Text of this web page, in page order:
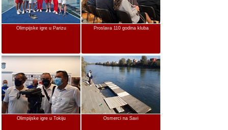
Olimpijske igre u Parizu Proslava 110 godina kluba
Olimpijske igre u Tokiju Osmerci na Savi